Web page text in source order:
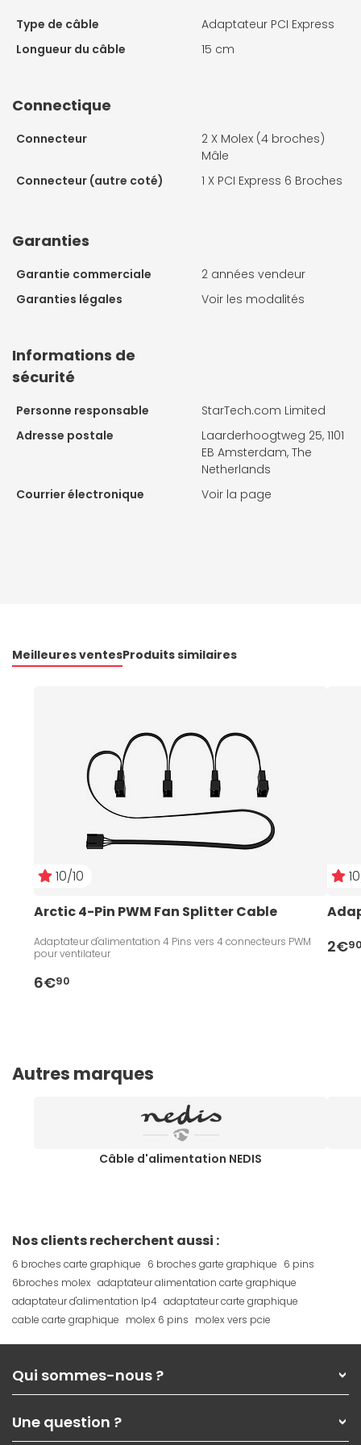
Type de câble
Adaptateur PCI Express
Longueur du câble
15 cm
Connectique
Connecteur 2 X Molex (4 broches)
Mâle
Connecteur (autre coté)
1 X PCI Express 6 Broches
Garanties
Garantie commerciale
2 années vendeur
Garanties légales
Voir les modalités
Informations de
sécurité
Personne responsable
StarTech.com Limited
Adresse postale
Laarderhoogtweg 25, 1101
EB Amsterdam, The
Netherlands
Courrier électronique
Voir la page
Meilleures ventesProduits similaires
10/10
Arctic 4-Pin PWM Fan Splitter Cable
Adaptateur d'alimentation 4 Pins vers 4 connecteurs PWM
pour ventilateur
6€90
2€
Autres marques
Câble d'alimentation NEDIS
Nos clients recherchent aussi :
6 broches carte graphique 6 broches garte graphique 6 pins
6broches molex adaptateur alimentation carte graphique
adaptateur d'alimentation lp4 adaptateur carte graphique
cable carte graphique molex 6 pins molex vers pcie
Qui sommes-nous ?
Nos services
Une question ?